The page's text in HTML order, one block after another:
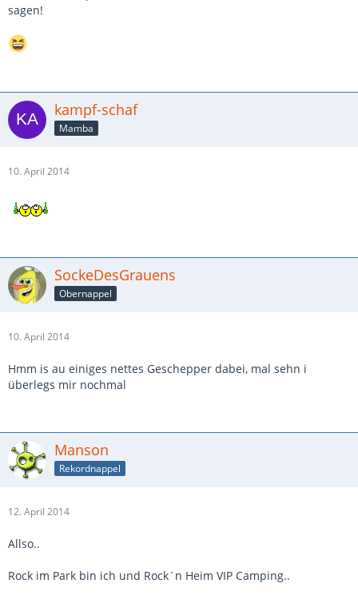
sagen!
kampf-schaf
Mamba
10. April 2014
SockeDesGrauens
Obernappel
10. April 2014
Hmm is au einiges nettes Geschepper dabei, mal sehn i
überlegs mir nochmal
Manson
Rekordnappel
12. April 2014
Allso..
Rock im Park bin ich und Rock´n Heim VIP Camping..